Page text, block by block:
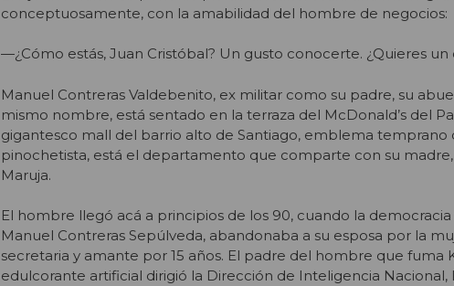
conceptuosamente, con la amabilidad del hombre de negocios:
—¿Cómo estás, Juan Cristóbal? Un gusto conocerte. ¿Quieres un
Manuel Contreras Valdebenito, ex militar como su padre, su
mismo nombre, está sentado en la terraza del McDonald’s del
gigantesco mall del barrio alto de Santiago, emblema temprano
pinochetista, está el departamento que comparte con su
Maruja.
El hombre llegó acá a principios de los 90, cuando la democracia
Manuel Contreras Sepúlveda, abandonaba a su esposa por la
secretaria y amante por 15 años. El padre del hombre que fuma
edulcorante artificial dirigió la Dirección de Inteligencia